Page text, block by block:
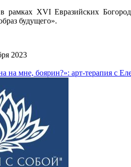
рамках ХVI Евразийских
будущего».
2023
на мне, бoярин?»: арт-терапия с